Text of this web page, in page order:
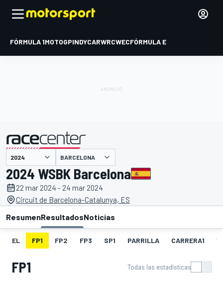
FÓRMULA 1MOTOGPINDYCARWRCWECFÓRMULA E
presentado por BARCELONA
2024 WSBK Barcelona
22 mar 2024 - 24 mar 2024
Circuit de Barcelona-Catalunya, ES
ResumenResultadosNoticias
EL FP1 FP2 FP3 SP1 PARRILLA CARRERA1
FP1 Todas las estadísticas